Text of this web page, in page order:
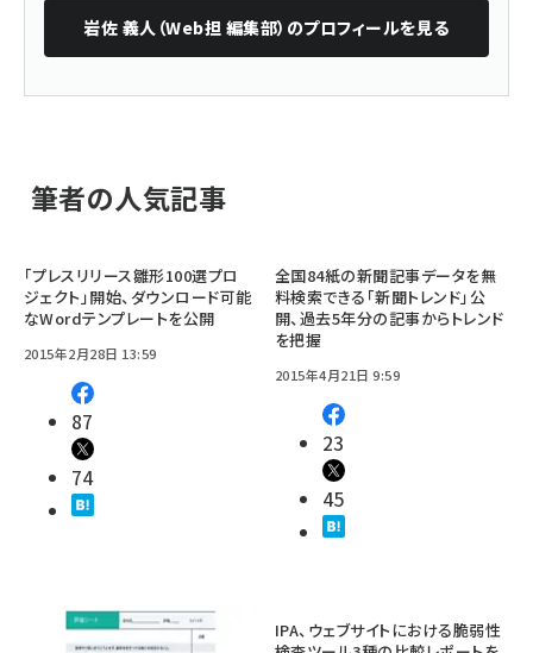
岩佐 義人（Web担 編集部） のプロフィールを見る
筆者の人気記事
「プレスリリース雛形100選プロ
ジェクト」開始、ダウンロード可能
なWordテンプレートを公開
2015年2月28日 13:59
87
74
全国84紙の新聞記事データを無
料検索できる「新聞トレンド」公
開、過去5年分の記事からトレンド
を把握
2015年4月21日 9:59
23
45
IPA、ウェブサイトにおける脆弱性